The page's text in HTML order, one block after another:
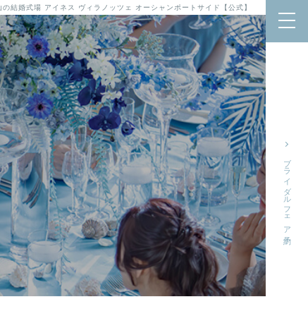
結婚式場 アイネス ヴィラノッツェ オーシャンポートサイド【公式】
ブライダルフェア予約